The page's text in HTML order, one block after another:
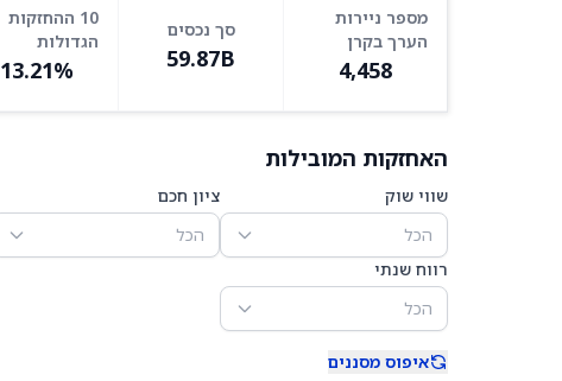
מספר ניירות
הערך בקרן
4,458
סך נכסים
59.87B
10 ההחזקות
הגדולות
13.21%
האחזקות המובילות
שווי שוק
הכל
ציון חכם
הכל
רווח שנתי
הכל
איפוס מסננים